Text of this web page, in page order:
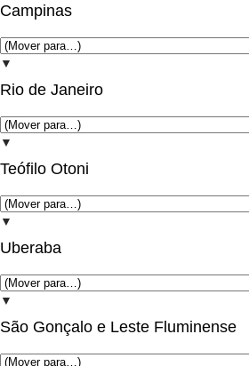
Campinas
▼
Rio de Janeiro
▼
Teófilo Otoni
▼
Uberaba
▼
São Gonçalo e Leste Fluminense